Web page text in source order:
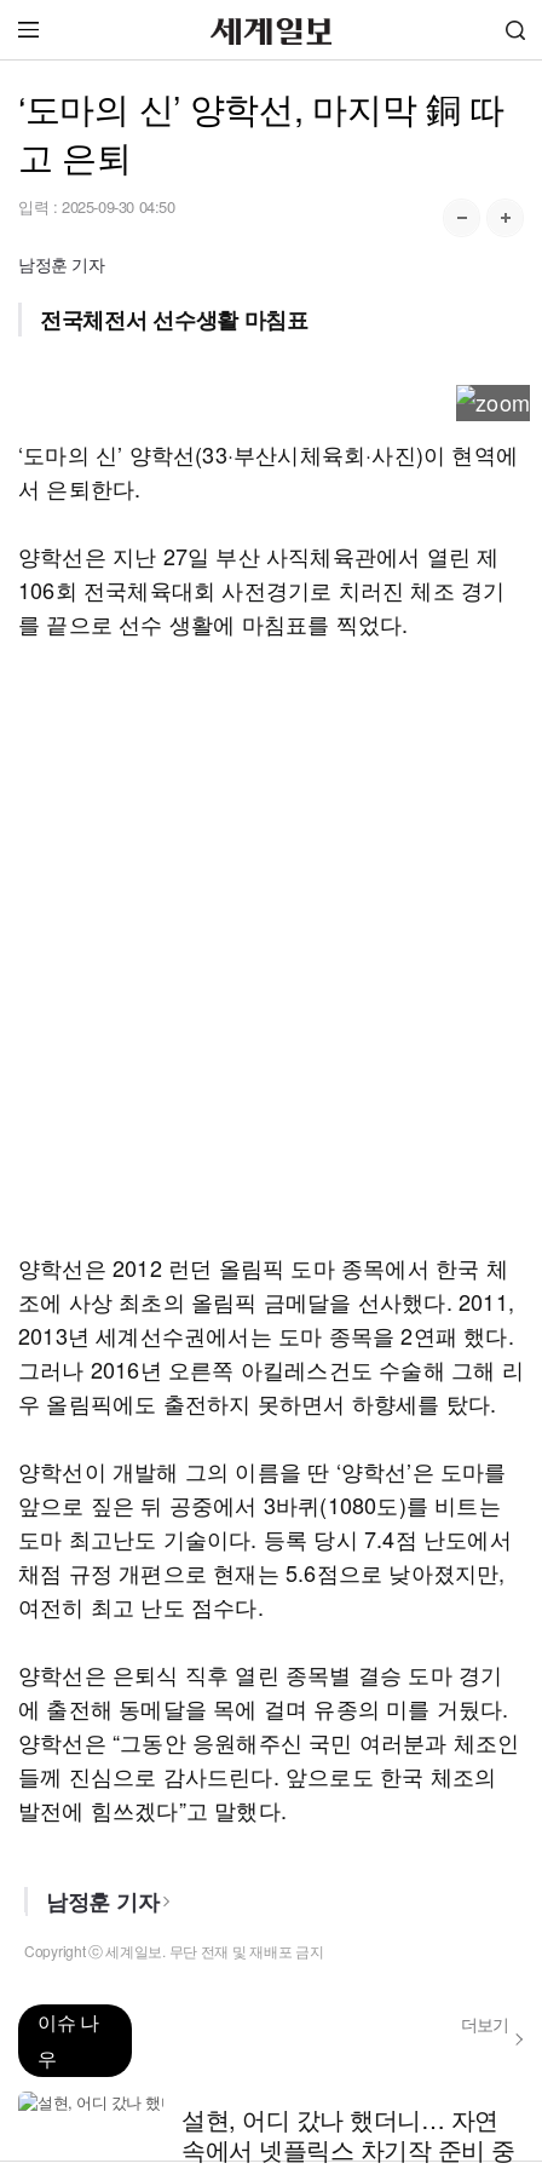
‘도마의 신’ 양학선, 마지막 銅 따
고 은퇴
입력 : 2025-09-30 04:50
남정훈 기자
전국체전서 선수생활 마침표
‘도마의 신’ 양학선(33·부산시체육회·사진)이 현역에
서 은퇴한다.
양학선은 지난 27일 부산 사직체육관에서 열린 제
106회 전국체육대회 사전경기로 치러진 체조 경기
를 끝으로 선수 생활에 마침표를 찍었다.
양학선은 2012 런던 올림픽 도마 종목에서 한국 체
조에 사상 최초의 올림픽 금메달을 선사했다. 2011,
2013년 세계선수권에서는 도마 종목을 2연패 했다.
그러나 2016년 오른쪽 아킬레스건도 수술해 그해 리
우 올림픽에도 출전하지 못하면서 하향세를 탔다.
양학선이 개발해 그의 이름을 딴 ‘양학선’은 도마를
앞으로 짚은 뒤 공중에서 3바퀴(1080도)를 비트는
도마 최고난도 기술이다. 등록 당시 7.4점 난도에서
채점 규정 개편으로 현재는 5.6점으로 낮아졌지만,
여전히 최고 난도 점수다.
양학선은 은퇴식 직후 열린 종목별 결승 도마 경기
에 출전해 동메달을 목에 걸며 유종의 미를 거뒀다.
양학선은 “그동안 응원해주신 국민 여러분과 체조인
들께 진심으로 감사드린다. 앞으로도 한국 체조의
발전에 힘쓰겠다”고 말했다.
남정훈 기자
Copyright ⓒ 세계일보. 무단 전재 및 재배포 금지
이슈 나
우
더보기
설현, 어디 갔나 했더니… 자연
속에서 넷플릭스 차기작 준비 중